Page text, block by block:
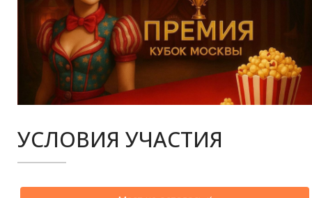
УСЛОВИЯ УЧАСТИЯ